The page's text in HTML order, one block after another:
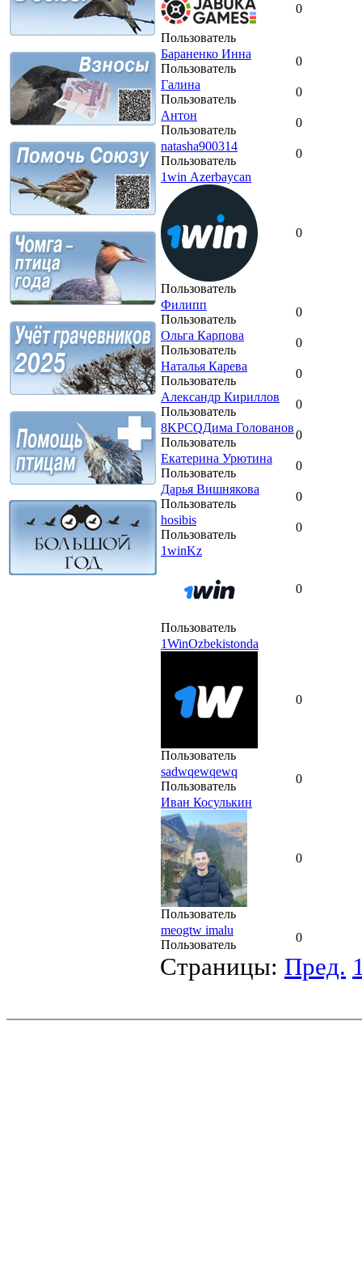
Пользователь
0
Бараненко Инна
Пользователь
0
Галина
Пользователь
0
Антон
Пользователь
0
natasha900314
Пользователь
0
1win Аzerbaycan
Пользователь
0
Филипп
Пользователь
0
Ольга Карпова
Пользователь
0
Наталья Карева
Пользователь
0
Александр Кириллов
Пользователь
0
8KPCQДима Голованов
Пользователь
0
Екатерина Урютина
Пользователь
0
Дарья Вишнякова
Пользователь
0
hosibis
Пользователь
0
1winKz
Пользователь
0
1WinOzbekistonda
Пользователь
0
sadwqewqewq
Пользователь
0
Иван Косулькин
Пользователь
0
meogtw imalu
Пользователь
0
Страницы: Пред.